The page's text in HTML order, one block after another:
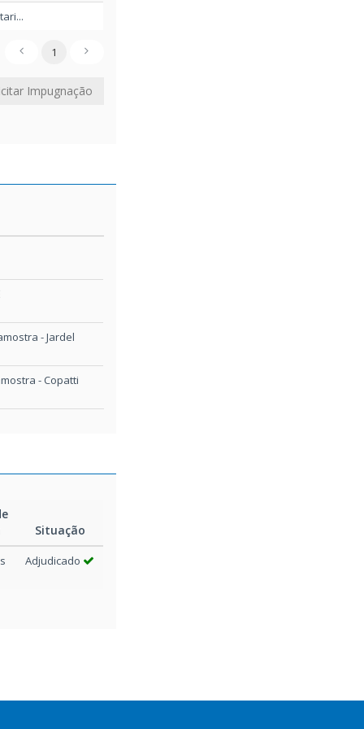
1
Impugnação
- Jardel
- Copatti
Situação
Adjudicado